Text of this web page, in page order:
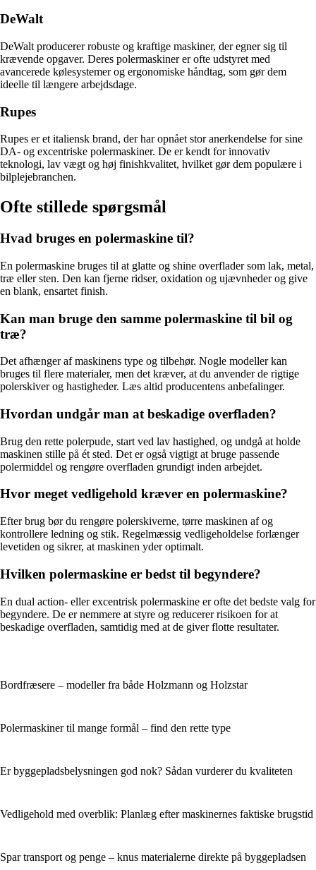
DeWalt
DeWalt producerer robuste og kraftige maskiner, der egner sig til
krævende opgaver. Deres polermaskiner er ofte udstyret med
avancerede kølesystemer og ergonomiske håndtag, som gør dem
ideelle til længere arbejdsdage.
Rupes
Rupes er et italiensk brand, der har opnået stor anerkendelse for sine
DA- og excentriske polermaskiner. De er kendt for innovativ
teknologi, lav vægt og høj finishkvalitet, hvilket gør dem populære i
bilplejebranchen.
Ofte stillede spørgsmål
Hvad bruges en polermaskine til?
En polermaskine bruges til at glatte og shine overflader som lak, metal,
træ eller sten. Den kan fjerne ridser, oxidation og ujævnheder og give
en blank, ensartet finish.
Kan man bruge den samme polermaskine til bil og
træ?
Det afhænger af maskinens type og tilbehør. Nogle modeller kan
bruges til flere materialer, men det kræver, at du anvender de rigtige
polerskiver og hastigheder. Læs altid producentens anbefalinger.
Hvordan undgår man at beskadige overfladen?
Brug den rette polerpude, start ved lav hastighed, og undgå at holde
maskinen stille på ét sted. Det er også vigtigt at bruge passende
polermiddel og rengøre overfladen grundigt inden arbejdet.
Hvor meget vedligehold kræver en polermaskine?
Efter brug bør du rengøre polerskiverne, tørre maskinen af og
kontrollere ledning og stik. Regelmæssig vedligeholdelse forlænger
levetiden og sikrer, at maskinen yder optimalt.
Hvilken polermaskine er bedst til begyndere?
En dual action- eller excentrisk polermaskine er ofte det bedste valg for
begyndere. De er nemmere at styre og reducerer risikoen for at
beskadige overfladen, samtidig med at de giver flotte resultater.
Bordfræsere – modeller fra både Holzmann og Holzstar
Polermaskiner til mange formål – find den rette type
Er byggepladsbelysningen god nok? Sådan vurderer du kvaliteten
Vedligehold med overblik: Planlæg efter maskinernes faktiske brugstid
Spar transport og penge – knus materialerne direkte på byggepladsen